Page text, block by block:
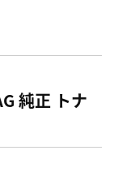
純正 トナ